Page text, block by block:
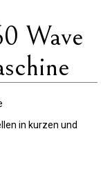
Wave
in kurzen und